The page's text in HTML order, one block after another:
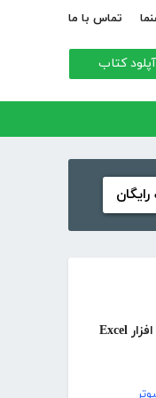
تماس با ما
آپلود کتاب
دانلود کتاب آموزش جامع و کاربردی نرم افزار Excel